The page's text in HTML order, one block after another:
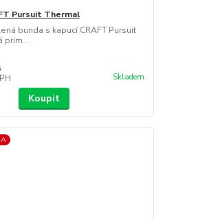
Pursuit Thermal
bunda s kapucí CRAFT Pursuit
prim...
Skladem
Koupit